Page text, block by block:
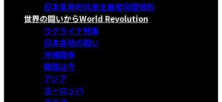
日本革命的共産主義者同盟規約
世界の闘いからWorld Revolution
ウクライナ特集
日本各地の闘い
沖縄闘争
韓国は今
アジア
ヨーロッパ